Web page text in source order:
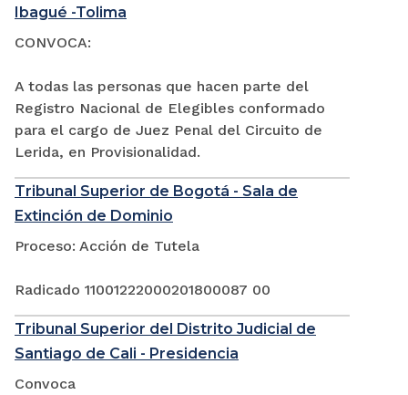
Ibagué -Tolima
CONVOCA:
A todas las personas que hacen parte del
Registro Nacional de Elegibles conformado
para el cargo de Juez Penal del Circuito de
Lerida, en Provisionalidad.
Tribunal Superior de Bogotá - Sala de
Extinción de Dominio
Proceso: Acción de Tutela
Radicado 11001222000201800087 00
Tribunal Superior del Distrito Judicial de
Santiago de Cali - Presidencia
Convoca